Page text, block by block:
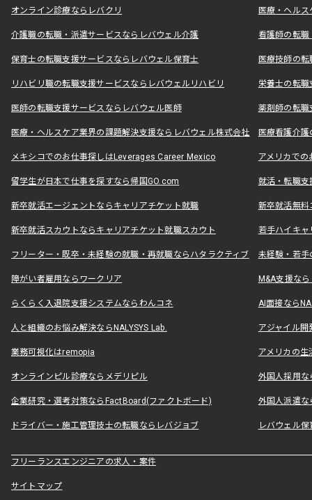
オンライン診療ならレバクリ 医療・ヘル
介護職の転職・派遣サービスならレバウェル介護 看護師の転
保育士の転職支援サービスならレバウェル保育士 医療技師の
リハビリ職の転職支援サービスならレバウェルリハビリ 栄養士の転
医師の転職支援サービスならレバウェル医師 薬剤師の転
医療・ヘルスケア業界の課題解決支援ならレバウェル株式会社 医療看護介
メキシコでのお仕事探しはLeverages Career Mexico アメリカで
留学生が日本で仕事を探すなら帰国GO.com 就活・転職
新卒就活エージェントならキャリアチケット就職 新卒就活無料
新卒就活スカウトならキャリアチケット就職スカウト 若手ハイキ
フリーター・既卒・未経験の就職・再就職ならハタラクティブ 未経験・若手
障がい者雇用ならワークリア M&A支援な
らくらく入退院支援システムならわんコネ AI面接なら
人と組織のお悩み解決ならNALYSYS Lab. アジャイル
業務可視化はremopia アメリカの
オンラインピル診療ならメデリピル 外国人採用
企業研究・選考対策ならFactBoard(ファクトボード) 外国人派遣な
ドライバー・施工管理技士の転職ならレバジョブ レバウェル
フリーランスエンジニアの求人・案件
サイトマップ